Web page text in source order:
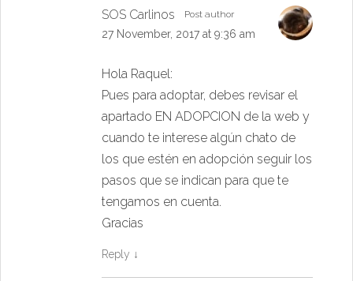
SOS Carlinos Post author
27 November, 2017 at 9:36 am
Hola Raquel:
Pues para adoptar, debes revisar el
apartado EN ADOPCION de la web y
cuando te interese algún chato de
los que estén en adopción seguir los
pasos que se indican para que te
tengamos en cuenta.
Gracias
Reply ↓